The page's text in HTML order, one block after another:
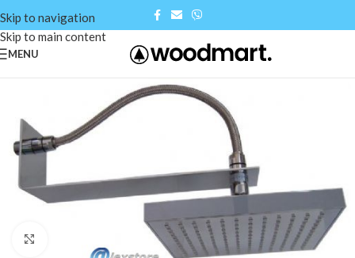
Skip to navigation
Skip to main content
MENU